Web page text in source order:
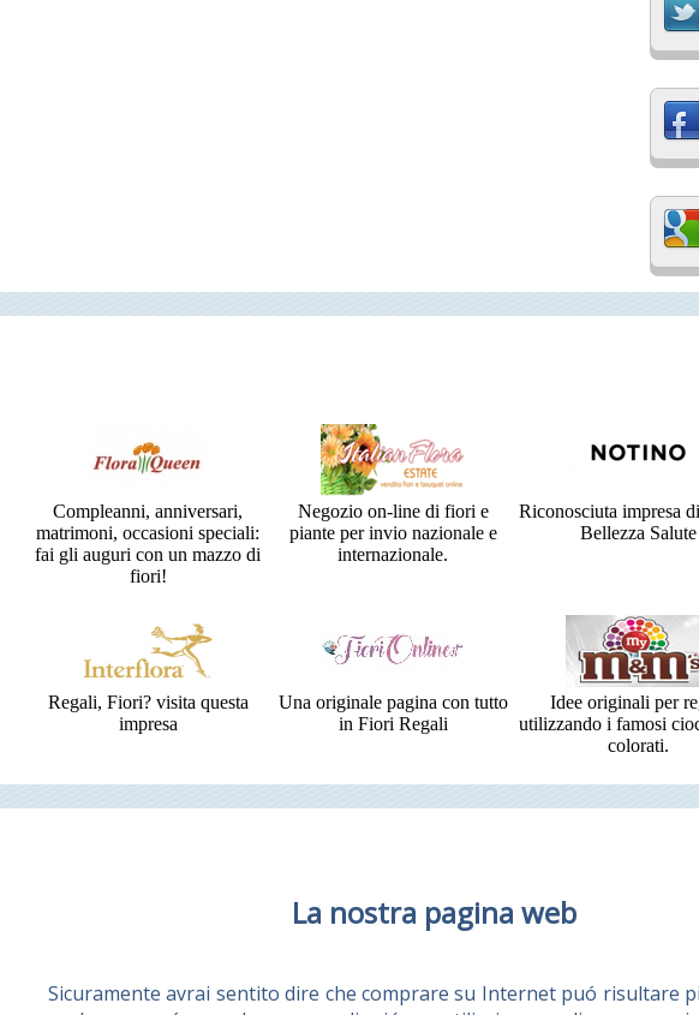
Compleanni, anniversari,
matrimoni, occasioni speciali:
fai gli auguri con un mazzo di
fiori!
Negozio on-line di fiori e
piante per invio nazionale e
internazionale.
Riconosciuta impresa
Bellezza Salute
Regali, Fiori? visita questa
impresa
Una originale pagina con tutto
in Fiori Regali
Idee originali per
utilizzando i famosi
colorati.
La nostra pagina web
Sicuramente avrai sentito dire che comprare su Internet puó risultare